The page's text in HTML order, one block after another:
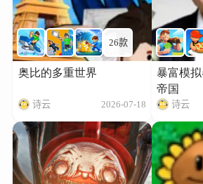
26款
奥比的多重世界
诗云 2026-07-18
暴富模
帝国
诗云